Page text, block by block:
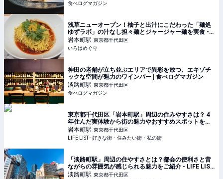
食べログマガジン
浅草ニューオープン！柚子と出汁にこだわった「麺処
ゆずラボ」の汁なし担々麺とジャージャー麺を実食 -
いろはめぐり
岩本町駅 東京都千代田区
いろはめぐり
神田の老舗が立ち並ぶエリアで異彩を放つ、エキゾチ
ックな空間が魅力のワインバー | 食べログマガジン
淡路町駅 東京都千代田区
食べログマガジン
東京都千代田区「岩本町駅」周辺の住みやすさは？ 4
年住んだ実体験から街の魅力やおすすめスポットを紹
介 - LIFE LIST - 好きな街・住みたい街・私の街
岩本町駅 東京都千代田区
LIFE LIST - 好きな街・住みたい街・私の街
「淡路町駅」周辺の住やすさとは？都会の便利さと昔
ながらの雰囲気が感じられる魅力をご紹介 - LIFE LIST
- 好きな街・住みたい街・私の街
淡路町駅 東京都千代田区